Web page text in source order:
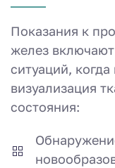
Показания к
желез
ситуаций,
визуализация
состояния: